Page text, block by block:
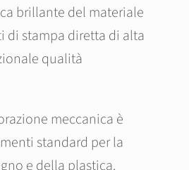
brillante del materiale
di stampa diretta di alta
qualità
meccanica è
standard per la
e della plastica.